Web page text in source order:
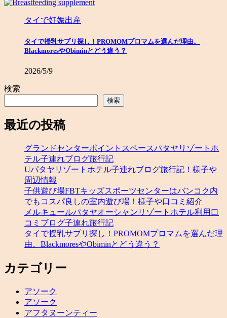
タイで妊娠出産
タイで授乳サプリ探し！PROMOMプロマムを選んだ理由。
BlackmoresやObiminとどう違う？
2026/5/9
検索
検索
最近の投稿
グランドセンターポイントスペースパタヤリゾートホ
テル子連れブログ旅行記
Uパタヤリゾートホテル子連れブログ旅行記！様子や
周辺情報
子供遊び場FBTキッズスポーツセンターはバンコク内
でもコスパ良しの室内遊び場！様子や口コミ紹介
メルキュールパタヤオーシャンリゾートホテル利用口
コミブログ子連れ旅行記
タイで授乳サプリ探し！PROMOMプロマムを選んだ理
由。BlackmoresやObiminとどう違う？
カテゴリー
アソーク
アソーク
アフタヌーンティー